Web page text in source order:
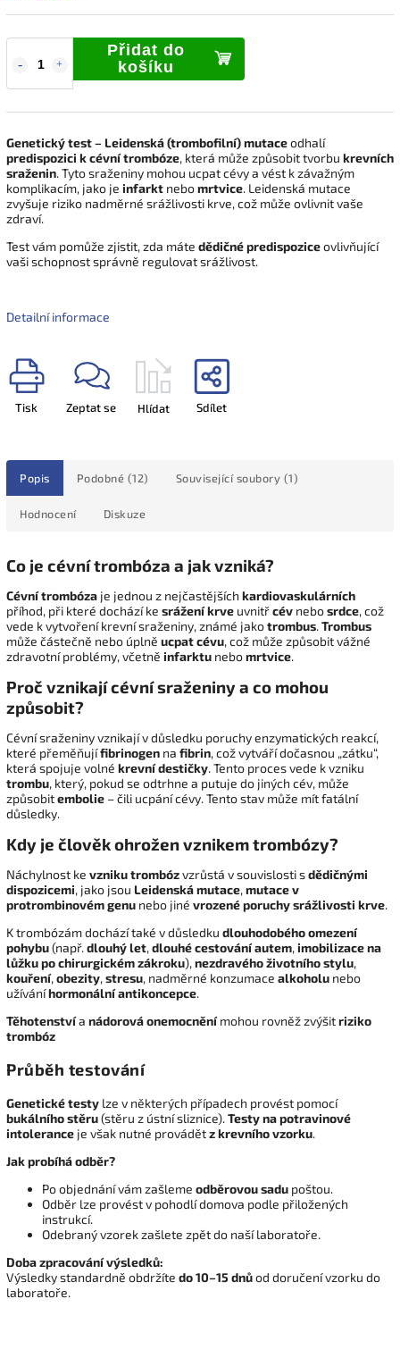
Přidat do
košíku
Genetický test – Leidenská (trombofilní) mutaceodhalí
predispozici k cévní trombóze, která může způsobit tvorbu krevních
sraženin. Tyto sraženiny mohou ucpat cévy a vést k závažným
komplikacím, jako je infarkt nebomrtvice. Leidenská mutace
zvyšuje riziko nadměrné srážlivosti krve, což může ovlivnit vaše
zdraví.
Test vám pomůže zjistit, zda máte dědičné predispoziceovlivňující
vaši schopnost správně regulovat srážlivost.
Detailní informace
Tisk Zeptat se Hlídat Sdílet
Popis Podobné (12) Související soubory (1)
Hodnocení Diskuze
Co je cévní trombóza a jak vzniká?
Cévní trombóza je jednou z nejčastějších kardiovaskulárních
příhod, při které dochází ke sráženíkrve uvnitřcév nebosrdce, což
vede k vytvoření krevní sraženiny, známé jakotrombus.Trombus
může částečně nebo úplně ucpat cévu, což může způsobit vážné
zdravotní problémy, včetně infarktu nebomrtvice.
Proč vznikají cévní sraženiny a co mohou
způsobit?
Cévní sraženiny vznikají v důsledku poruchy enzymatických reakcí,
které přeměňujífibrinogen na fibrin, což vytváří dočasnou „zátku“,
která spojuje volné krevní destičky. Tento proces vede k vzniku
trombu, který, pokud se odtrhne a putuje do jiných cév, může
způsobitembolie – čili ucpání cévy. Tento stav může mít fatální
důsledky.
Kdy je člověk ohrožen vznikem trombózy?
Náchylnost ke vzniku trombózvzrůstá v souvislosti sdědičnými
dispozicemi, jako jsou Leidenská mutace,mutace v
protrombinovém genu nebo jiné vrozené poruchy srážlivosti krve.
K trombózám dochází také v důsledku dlouhodobého omezení
pohybu(např.dlouhý let,dlouhé cestování autem,imobilizace na
lůžku po chirurgickém zákroku),nezdravého životního stylu,
kouření,obezity,stresu, nadměrné konzumace alkoholu nebo
užíváníhormonální antikoncepce.
Těhotenstvía nádorová onemocněnímohou rovněž zvýšitriziko
trombóz
Průběh testování
Genetické testy lze v některých případech provést pomocí
bukálního stěru(stěru z ústní sliznice).Testy na potravinové
intolerance je však nutné provádětz krevního vzorku.
Jak probíhá odběr?
Po objednání vám zašleme odběrovou sadu poštou.
Odběr lze provést v pohodlí domova podle přiložených
instrukcí.
Odebraný vzorek zašlete zpět do naší laboratoře.
Doba zpracování výsledků:
Výsledky standardně obdržíte do 10–15 dnůod doručení vzorku do
laboratoře.